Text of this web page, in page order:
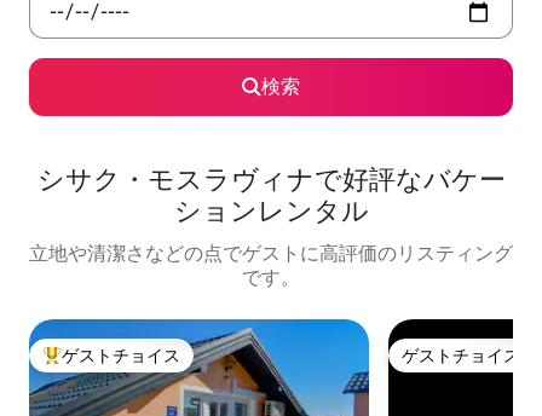
検索
シサク・モスラヴィナで好評なバケー
ションレンタル
立地や清潔さなどの点でゲストに高評価のリスティング
です。
大好評のゲストチョイスです。
ゲストチョイス ゲストチョイス
ゲストチョイス